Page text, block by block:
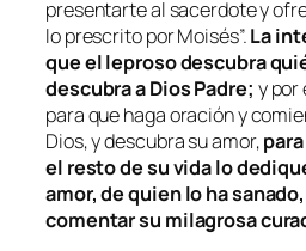
presentarte al sacerdote y
lo prescrito por Moisés”.La
que el leproso descubra
descubra a Dios Padre; y por
para que haga oración y
Dios, y descubra su amor,
el resto de su vida lo
amor, de quien lo ha
comentar su milagrosa